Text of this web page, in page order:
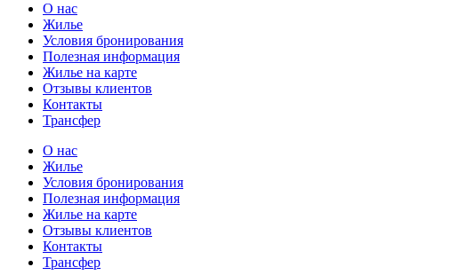
О нас
Жилье
Условия бронирования
Полезная информация
Жилье на карте
Отзывы клиентов
Контакты
Трансфер
О нас
Жилье
Условия бронирования
Полезная информация
Жилье на карте
Отзывы клиентов
Контакты
Трансфер